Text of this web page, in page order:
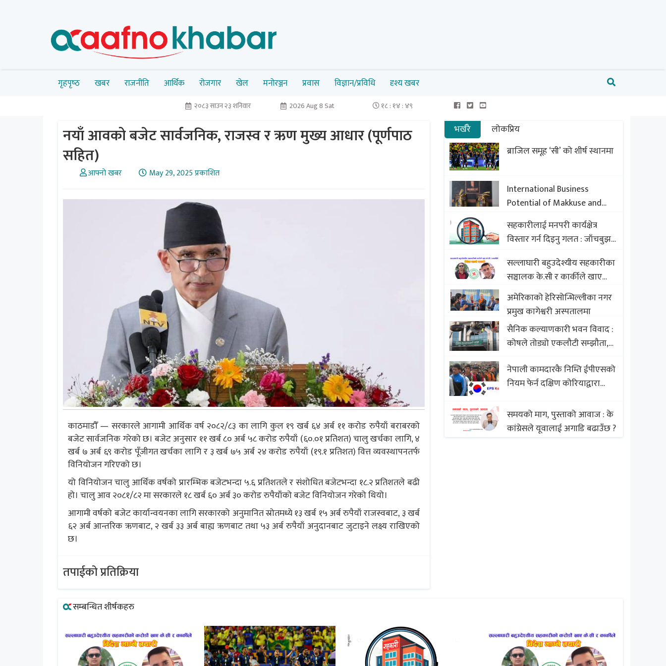
गृहपृष्‍ठ खबर राजनीति आर्थिक रोजगार खेल मनोरञ्जन प्रवास विज्ञान/प्रविधि दृश्य खबर
२०८३ साउन २३ शनिवार 2026 Aug 8 Sat १८ : १४ : ४९
नयाँ आवको बजेट सार्वजनिक, राजस्व र ऋण मुख्य आधार (पूर्णपाठ
सहित)
आफ्नो खबर May 29, 2025 प्रकाशित
काठमाडौँ — सरकारले आगामी आर्थिक वर्ष २०८२/८३ का लागि कुल १९ खर्ब ६४ अर्ब ११ करोड रुपैयाँ बराबरको
बजेट सार्वजनिक गरेको छ। बजेट अनुसार ११ खर्ब ८० अर्ब ५८ करोड रुपैयाँ (६०.०१ प्रतिशत) चालु खर्चका लागि, ४
खर्ब ७ अर्ब ६९ करोड पूँजीगत खर्चका लागि र ३ खर्ब ७५ अर्ब २४ करोड रुपैयाँ (१९.१ प्रतिशत) वित्त व्यवस्थापनतर्फ
विनियोजन गरिएको छ।
यो विनियोजन चालु आर्थिक वर्षको प्रारम्भिक बजेटभन्दा ५.६ प्रतिशतले र संशोधित बजेटभन्दा १८.२ प्रतिशतले बढी
हो। चालु आव २०८१/८२ मा सरकारले १८ खर्ब ६० अर्ब ३० करोड रुपैयाँको बजेट विनियोजन गरेको थियो।
आगामी वर्षको बजेट कार्यान्वयनका लागि सरकारको अनुमानित स्रोतमध्ये १३ खर्ब १५ अर्ब रुपैयाँ राजस्वबाट, ३ खर्ब
६२ अर्ब आन्तरिक ऋणबाट, २ खर्ब ३३ अर्ब बाह्य ऋणबाट तथा ५३ अर्ब रुपैयाँ अनुदानबाट जुटाइने लक्ष्य राखिएको
छ।
तपाईको प्रतिक्रिया
भर्खरै
लोकप्रिय
ब्राजिल समूह ‘सी’ को शीर्ष स्थानमा
International Business
Potential of Makkuse and
Export Opportunities of
Nepali Sweets with Global
Comparison to Baklava
सहकारीलाई मनपरी कार्यक्षेत्र
विस्तार गर्न दिइनु गलत : जाँचबुझ
सल्लाघारी बहुउदेश्यीय सहकारीका
सञ्चालक के.सी र कार्कीले खाए
सदस्यको करोडौं बचत
अमेरिकाको हेरिसोन्भिल्लीका नगर
प्रमुख कागेश्वरी अस्पतालमा
सैनिक कल्याणकारी भवन विवाद :
कोषले तोड्यो एकलौटी सम्झौता,
बिखलबन्दमा (भिडियो)
नेपाली कामदारकै निम्ति ईपीएसको
नियम फेर्न दक्षिण कोरियाद्वारा
समयको माग, पुस्ताको आवाज : के
कांग्रेसले यूवालाई अगाडि बढाउँछ ?
सम्बन्धित शीर्षकहरु